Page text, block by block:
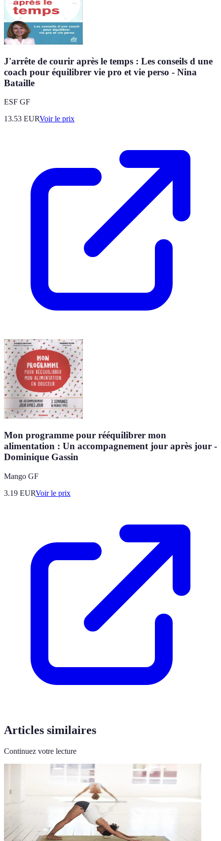
J'arrête de courir après le temps : Les conseils d une
coach pour équilibrer vie pro et vie perso - Nina
Bataille
ESF GF
13.53 EURVoir le prix
Mon programme pour rééquilibrer mon
alimentation : Un accompagnement jour après jour -
Dominique Gassin
Mango GF
3.19 EURVoir le prix
Articles similaires
Continuez votre lecture